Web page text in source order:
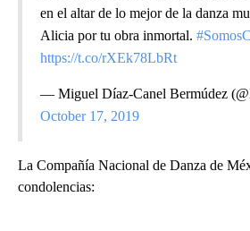
en el altar de lo mejor de la danza
Alicia por tu obra inmortal.
https://t.co/rXEk78LbRt
— Miguel Díaz-Canel Bermúdez
October 17, 2019
La Compañía Nacional de Danza de
condolencias: